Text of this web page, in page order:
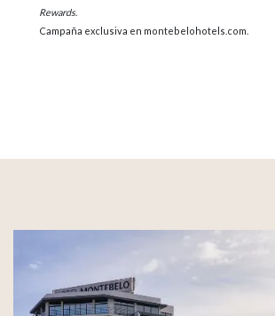
Rewards
Campaña exclusiva en montebelohotels.com.